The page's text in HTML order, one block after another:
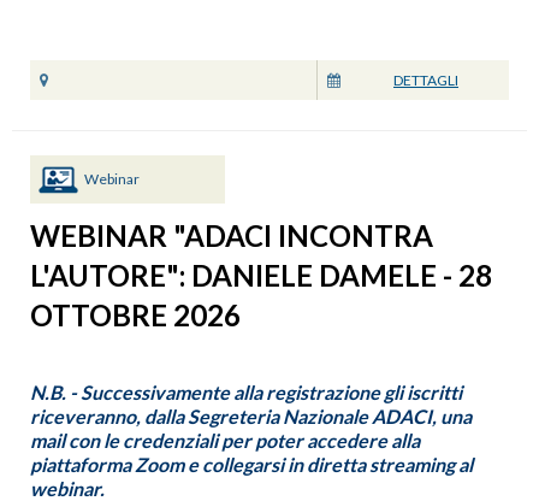
DETTAGLI
Webinar
WEBINAR "ADACI INCONTRA
L'AUTORE": DANIELE DAMELE - 28
OTTOBRE 2026
N.B. - Successivamente alla registrazione gli iscritti
riceveranno, dalla Segreteria Nazionale ADACI, una
mail con le credenziali per poter accedere alla
piattaforma Zoom e collegarsi in diretta streaming al
webinar.